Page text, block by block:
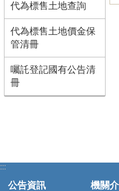
代為標售土地查詢
代為標售土地價金保
管清冊
囑託登記國有公告清
冊
:::
公告資訊 機關